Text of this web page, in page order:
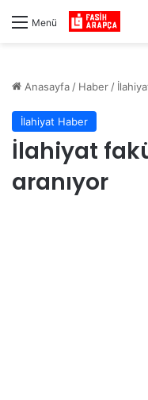
Menü
Anasayfa / Haber /
İlahiyat Haber
İlahiyat
aranıyor